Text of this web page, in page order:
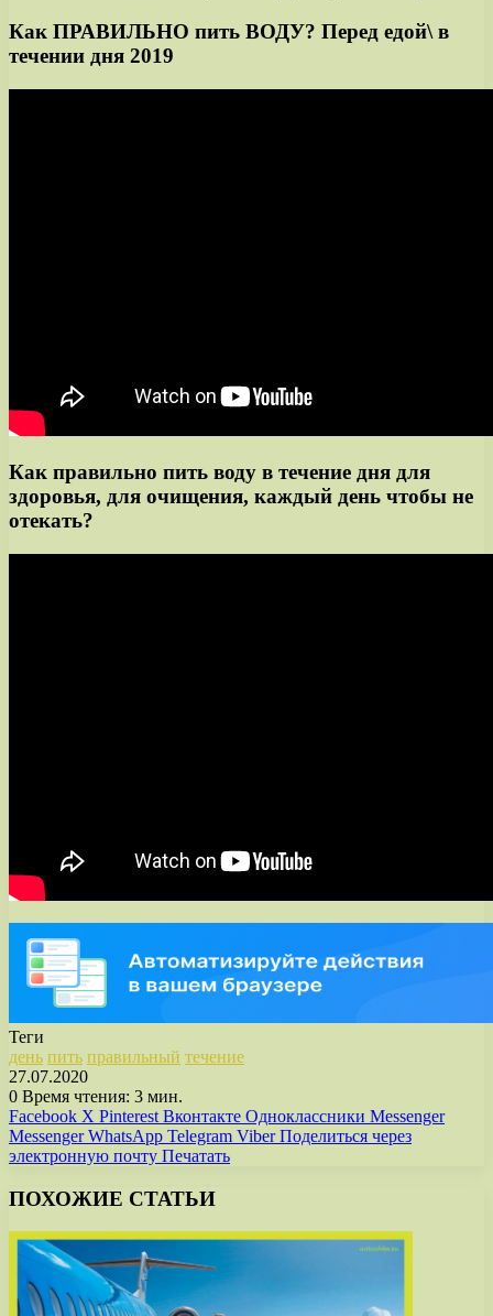
Как ПРАВИЛЬНО пить ВОДУ? Перед едой\ в
течении дня 2019
Как правильно пить воду в течение дня для
здоровья, для очищения, каждый день чтобы не
отекать?
Теги
день пить правильный течение
27.07.2020
0 Время чтения: 3 мин.
Facebook X Pinterest Вконтакте Одноклассники Messenger
Messenger WhatsApp Telegram Viber Поделиться через
электронную почту Печатать
ПОХОЖИЕ СТАТЬИ